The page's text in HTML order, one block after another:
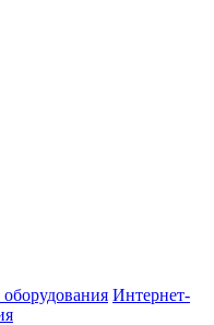
Интернет-